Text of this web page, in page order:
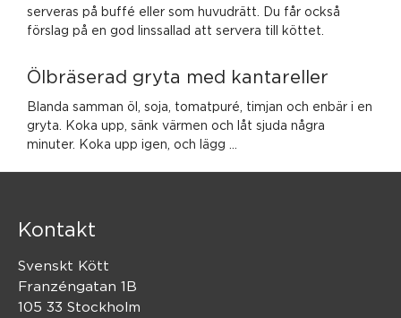
serveras på buffé eller som huvudrätt. Du får också
förslag på en god linssallad att servera till köttet.
Ölbräserad gryta med kantareller
Blanda samman öl, soja, tomatpuré, timjan och enbär i en
gryta. Koka upp, sänk värmen och låt sjuda några
minuter. Koka upp igen, och lägg …
Kontakt
Svenskt Kött
Franzéngatan 1B
105 33 Stockholm